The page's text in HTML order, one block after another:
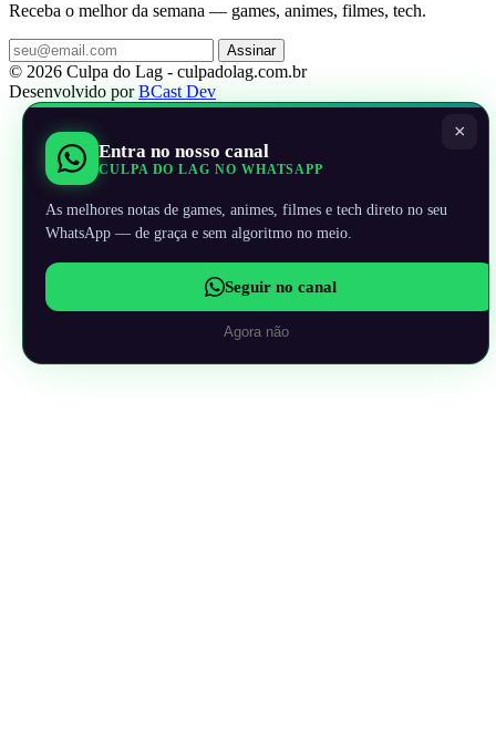
Receba o melhor da semana — games, animes, filmes, tech.
Assinar
© 2026 Culpa do Lag - culpadolag.com.br
Desenvolvido porBCast Dev
×
Entra no nosso canal
CULPA DO LAG NO WHATSAPP
As melhores notas de games, animes, filmes e tech direto no seu
WhatsApp — de graça e sem algoritmo no meio.
Seguir no canal
Agora não